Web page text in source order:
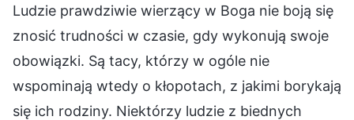
Ludzie prawdziwie wierzący w Boga nie boją się
znosić trudności w czasie, gdy wykonują swoje
obowiązki. Są tacy, którzy w ogóle nie
wspominają wtedy o kłopotach, z jakimi borykają
się ich rodziny. Niektórzy ludzie z biednych